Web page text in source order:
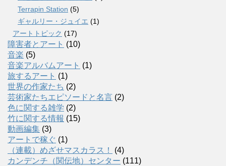
Terrapin Station (5)
ギャルリー・ジュイエ (1)
アートトピック (17)
障害者とアート (10)
音楽 (5)
音楽アルバムアート (1)
旅するアート (1)
世界の作家たち (2)
芸術家たちエピソードと名言 (2)
色に関する雑学 (2)
竹に関する情報 (15)
動画編集 (3)
アートで稼ぐ (1)
（連載）めざせマスカラス！
(4)
カンデンチ（関伝地）センター (111)